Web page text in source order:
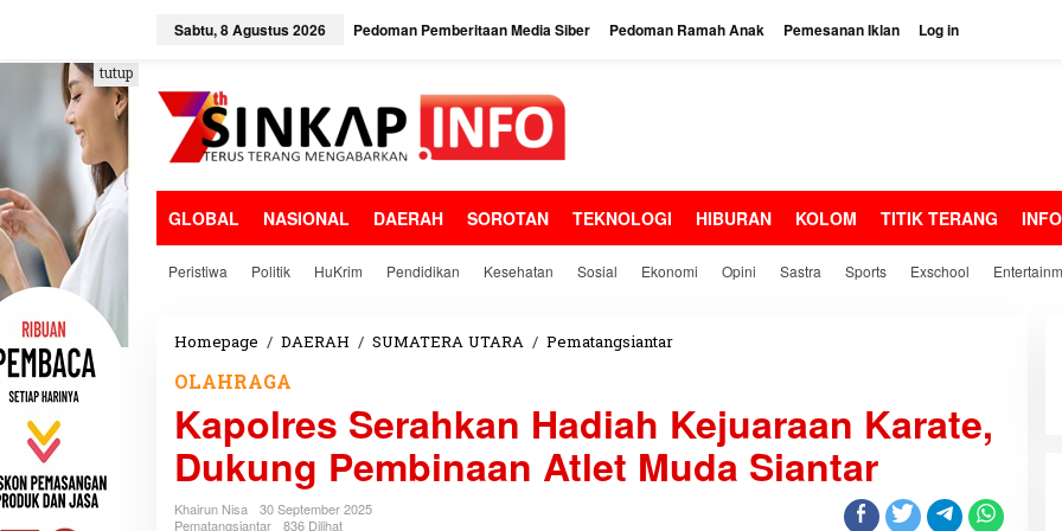
e
k
o
n
t
e
n
Sabtu, 8 Agustus 2026 Pedoman Pemberitaan Media Siber Pedoman Ramah Anak Pemesanan Iklan Log in
GLOBAL NASIONAL DAERAH SOROTAN TEKNOLOGI HIBURAN KOLOM TITIK TERANG
Peristiwa Politik HuKrim Pendidikan Kesehatan Sosial Ekonomi Opini Sastra Sports Exschool
tutup
Homepage / DAERAH / SUMATERA UTARA / Pematangsiantar
o
e
OLAHRAGA
Kapolres Serahkan Hadiah Kejuaraan Karate,
Dukung Pembinaan Atlet Muda Siantar
Khairun Nisa
30 September 2025
Pematangsiantar
836 Dilihat